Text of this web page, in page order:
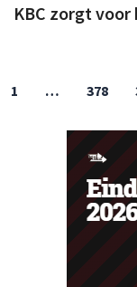
KBC zorgt
1 … 378